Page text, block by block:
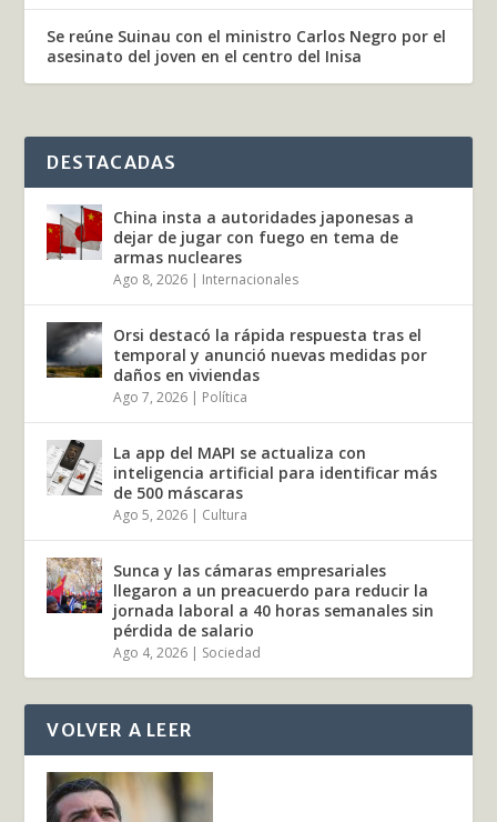
Se reúne Suinau con el ministro Carlos Negro por el
asesinato del joven en el centro del Inisa
DESTACADAS
China insta a autoridades japonesas a
dejar de jugar con fuego en tema de
armas nucleares
Ago 8, 2026 | Internacionales
Orsi destacó la rápida respuesta tras el
temporal y anunció nuevas medidas por
daños en viviendas
Ago 7, 2026 | Política
La app del MAPI se actualiza con
inteligencia artificial para identificar más
de 500 máscaras
Ago 5, 2026 | Cultura
Sunca y las cámaras empresariales
llegaron a un preacuerdo para reducir la
jornada laboral a 40 horas semanales sin
pérdida de salario
Ago 4, 2026 | Sociedad
VOLVER A LEER